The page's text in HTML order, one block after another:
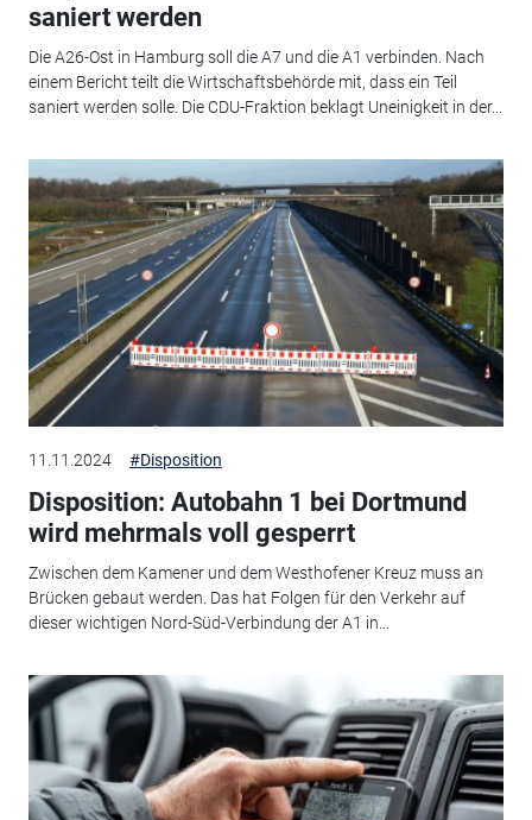
saniert werden
Die A26-Ost in Hamburg soll die A7 und die A1 verbinden. Nach
einem Bericht teilt die Wirtschaftsbehörde mit, dass ein Teil
saniert werden solle. Die CDU-Fraktion beklagt Uneinigkeit in der...
11.11.2024 #Disposition
Disposition: Autobahn 1 bei Dortmund
wird mehrmals voll gesperrt
Zwischen dem Kamener und dem Westhofener Kreuz muss an
Brücken gebaut werden. Das hat Folgen für den Verkehr auf
dieser wichtigen Nord-Süd-Verbindung der A1 in...